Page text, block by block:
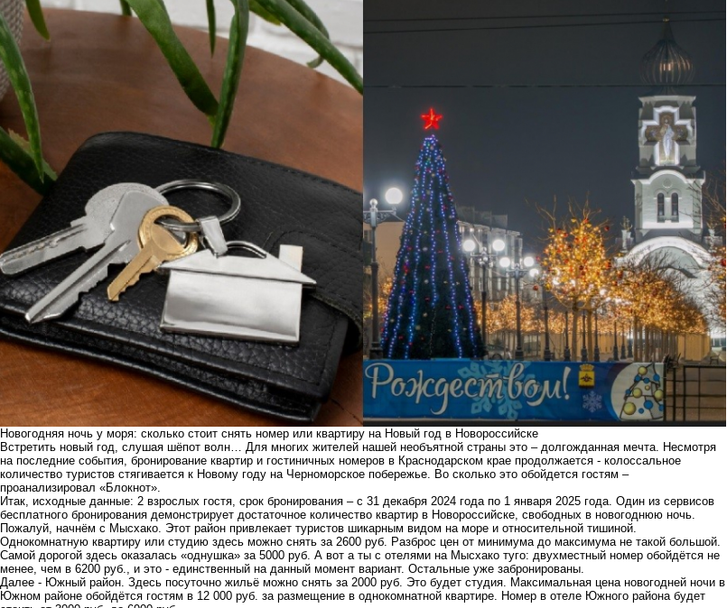
Новогодняя ночь у моря: сколько стоит снять номер или квартиру на Новый год в Новороссийске
Встретить новый год, слушая шёпот волн… Для многих жителей нашей необъятной страны это – долгожданная мечта. Несмотря
на последние события, бронирование квартир и гостиничных номеров в Краснодарском крае продолжается - колоссальное
количество туристов стягивается к Новому году на Черноморское побережье. Во сколько это обойдется гостям –
проанализировал «Блокнот».
Итак, исходные данные: 2 взрослых гостя, срок бронирования – с 31 декабря 2024 года по 1 января 2025 года. Один из сервисов
бесплатного бронирования демонстрирует достаточное количество квартир в Новороссийске, свободных в новогоднюю ночь.
Пожалуй, начнём с Мысхако. Этот район привлекает туристов шикарным видом на море и относительной тишиной.
Однокомнатную квартиру или студию здесь можно снять за 2600 руб. Разброс цен от минимума до максимума не такой большой.
Самой дорогой здесь оказалась «однушка» за 5000 руб. А вот а ты с отелями на Мысхако туго: двухместный номер обойдётся не
менее, чем в 6200 руб., и это - единственный на данный момент вариант. Остальные уже забронированы.
Далее - Южный район. Здесь посуточно жильё можно снять за 2000 руб. Это будет студия. Максимальная цена новогодней ночи в
Южном районе обойдётся гостям в 12 000 руб. за размещение в однокомнатной квартире. Номер в отеле Южного района будет